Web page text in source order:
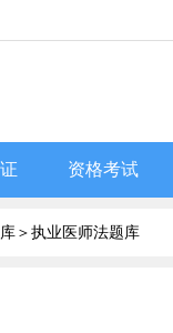
资格考试
＞ 执业医师法题库